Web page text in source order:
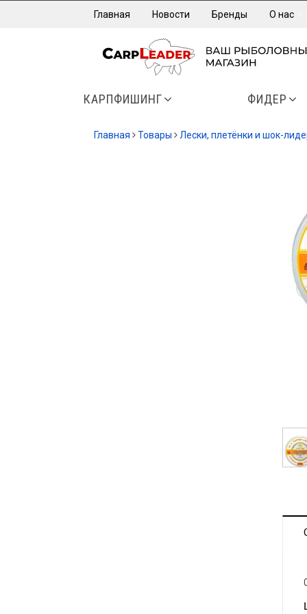
Главная Новости Бренды О нас
КАРПФИШИНГ ФИДЕР
Главная Товары Лески, плетёнки и шок-